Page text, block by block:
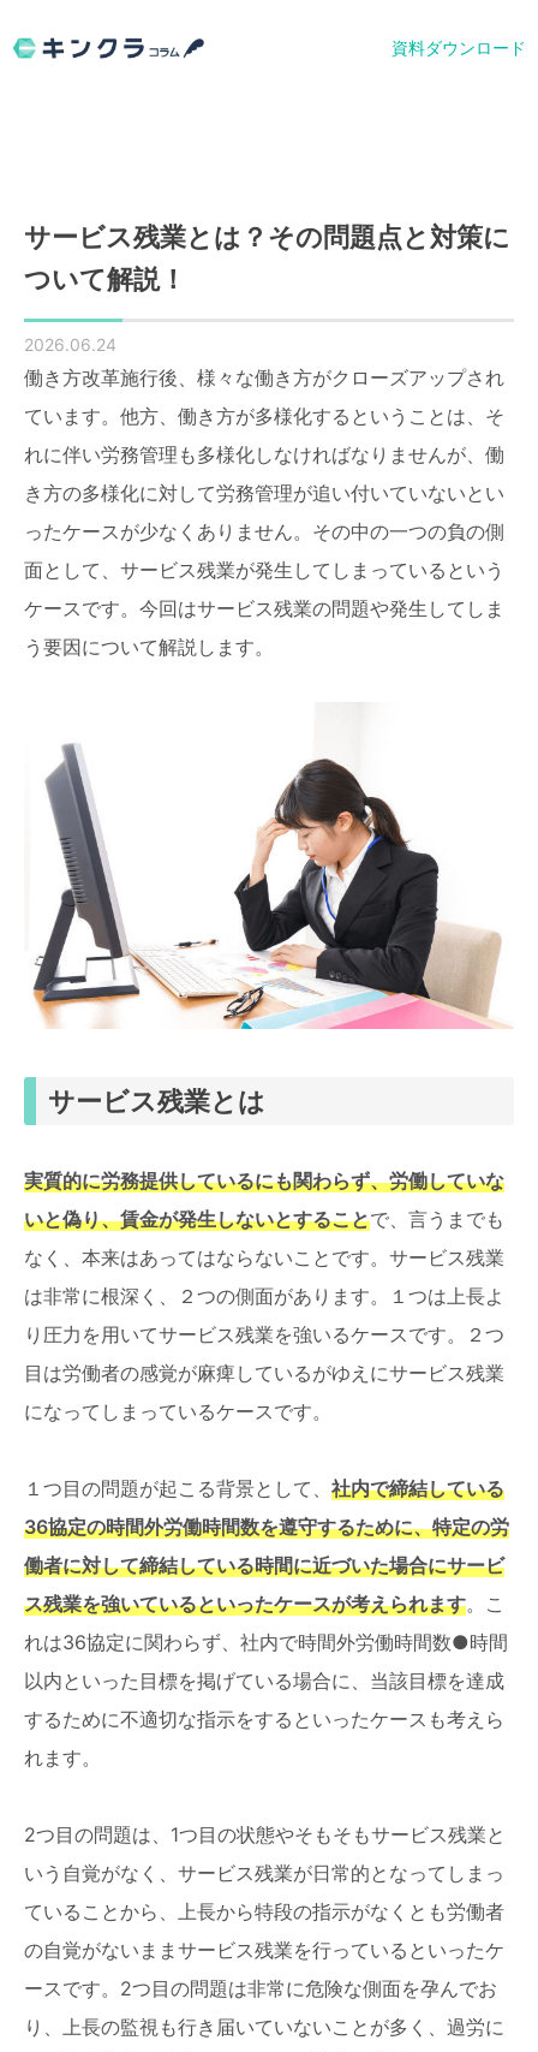
資料ダウンロード
サービス残業とは？その問題点と対策に
ついて解説！
2026.06.24
働き方改革施行後、様々な働き方がクローズアップされ
ています。他方、働き方が多様化するということは、そ
れに伴い労務管理も多様化しなければなりませんが、働
き方の多様化に対して労務管理が追い付いていないとい
ったケースが少なくありません。その中の一つの負の側
面として、サービス残業が発生してしまっているという
ケースです。今回はサービス残業の問題や発生してしま
う要因について解説します。
サービス残業とは
実質的に労務提供しているにも関わらず、労働していな
いと偽り、賃金が発生しないとすることで、言うまでも
なく、本来はあってはならないことです。サービス残業
は非常に根深く、２つの側面があります。１つは上長よ
り圧力を用いてサービス残業を強いるケースです。２つ
目は労働者の感覚が麻痺しているがゆえにサービス残業
になってしまっているケースです。
１つ目の問題が起こる背景として、 社内で締結している
36協定の時間外労働時間数を遵守するために、特定の労
働者に対して締結している時間に近づいた場合にサービ
ス残業を強いているといったケースが考えられます。こ
れは36協定に関わらず、社内で時間外労働時間数●時間
以内といった目標を掲げている場合に、当該目標を達成
するために不適切な指示をするといったケースも考えら
れます。
2つ目の問題は、1つ目の状態やそもそもサービス残業と
いう自覚がなく、サービス残業が日常的となってしまっ
ていることから、上長から特段の指示がなくとも労働者
の自覚がないままサービス残業を行っているといったケ
ースです。2つ目の問題は非常に危険な側面を孕んでお
り、上長の監視も行き届いていないことが多く、過労に